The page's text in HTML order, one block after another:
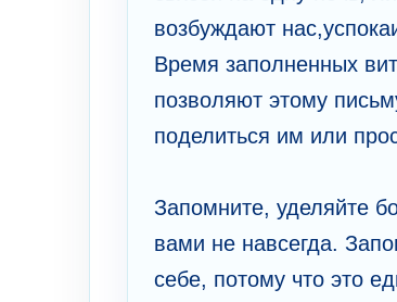
возбуждают
Время заполненных
позволяют этому
поделиться им или
Запомните, уделяйте
вами не навсегда.
себе, потому что это